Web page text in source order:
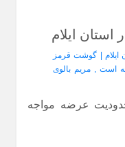
عرضه مواجه